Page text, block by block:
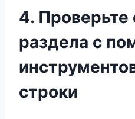
4. Проверьте
раздела с
строки